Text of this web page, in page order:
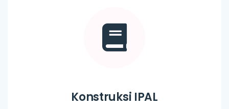
Konstruksi IPAL